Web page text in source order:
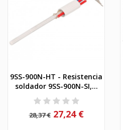
9SS-900N-HT - Resistencia
soldador 9SS-900N-SI,...
28,37 € 27,24 €